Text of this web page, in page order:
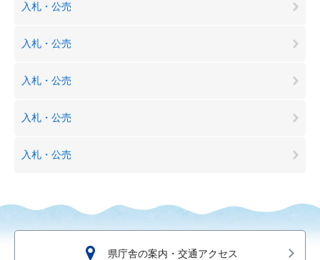
入札・公売
入札・公売
入札・公売
入札・公売
入札・公売
県庁舎の案内・交通アクセス